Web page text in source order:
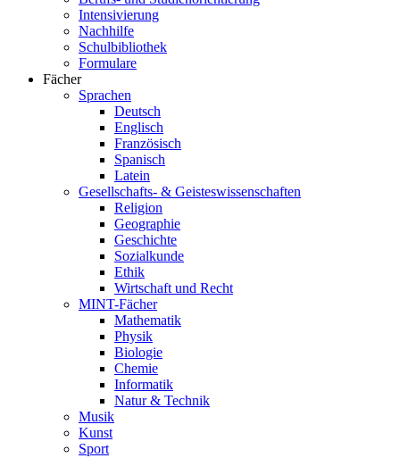
Intensivierung
Nachhilfe
Schulbibliothek
Formulare
Fächer
Sprachen
Deutsch
Englisch
Französisch
Spanisch
Latein
Gesellschafts- & Geisteswissenschaften
Religion
Geographie
Geschichte
Sozialkunde
Ethik
Wirtschaft und Recht
MINT-Fächer
Mathematik
Physik
Biologie
Chemie
Informatik
Natur & Technik
Musik
Kunst
Sport